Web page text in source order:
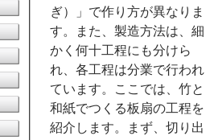
ぎ）」で作り方が異なりま
す。また、製造方法は、細
かく何十工程にも分けら
れ、各工程は分業で行われ
ています。ここでは、竹と
和紙でつくる板扇の工程を
紹介します。まず、切り出